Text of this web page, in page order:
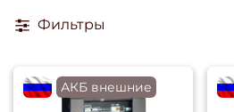
Фильтры
flagRUАКБ внешние